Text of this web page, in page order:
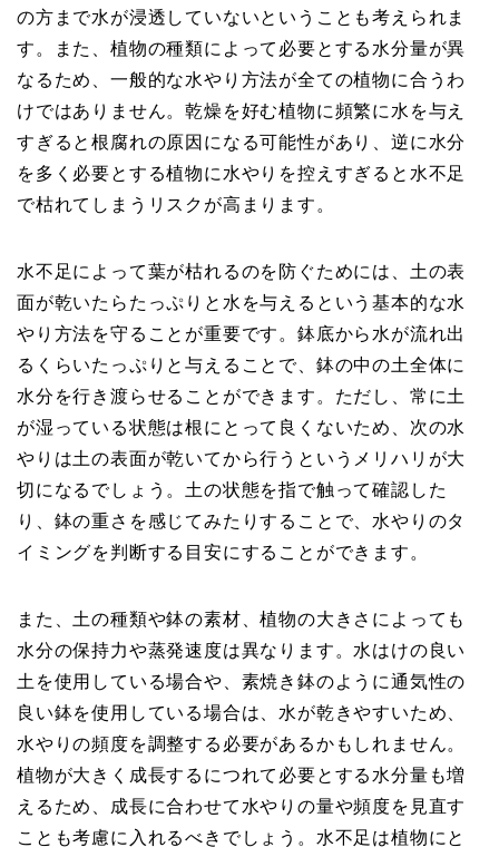
の方まで水が浸透していないということも考えられま
す。また、植物の種類によって必要とする水分量が異
なるため、一般的な水やり方法が全ての植物に合うわ
けではありません。乾燥を好む植物に頻繁に水を与え
すぎると根腐れの原因になる可能性があり、逆に水分
を多く必要とする植物に水やりを控えすぎると水不足
で枯れてしまうリスクが高まります。
水不足によって葉が枯れるのを防ぐためには、土の表
面が乾いたらたっぷりと水を与えるという基本的な水
やり方法を守ることが重要です。鉢底から水が流れ出
るくらいたっぷりと与えることで、鉢の中の土全体に
水分を行き渡らせることができます。ただし、常に土
が湿っている状態は根にとって良くないため、次の水
やりは土の表面が乾いてから行うというメリハリが大
切になるでしょう。土の状態を指で触って確認した
り、鉢の重さを感じてみたりすることで、水やりのタ
イミングを判断する目安にすることができます。
また、土の種類や鉢の素材、植物の大きさによっても
水分の保持力や蒸発速度は異なります。水はけの良い
土を使用している場合や、素焼き鉢のように通気性の
良い鉢を使用している場合は、水が乾きやすいため、
水やりの頻度を調整する必要があるかもしれません。
植物が大きく成長するにつれて必要とする水分量も増
えるため、成長に合わせて水やりの量や頻度を見直す
ことも考慮に入れるべきでしょう。水不足は植物にと